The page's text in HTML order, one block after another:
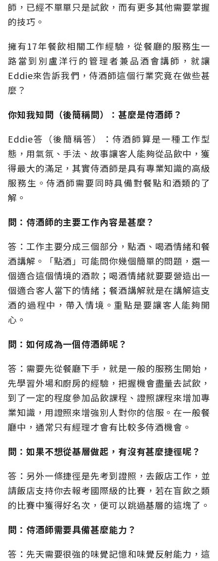
師，已經不單單只是試飲，而有更多其他需要掌握
的技巧。
擁有17年餐飲相關工作經驗，從餐廳的服務生一
路當到別盧洋行的管理者兼品酒會講師，就讓
Eddie來告訴我們，侍酒師這個行業究竟在做些甚
麼？
你知我知問（後簡稱問）：甚麼是侍酒師？
Eddie答（後簡稱答）：侍酒師算是一種工作型
態，用氣氛、手法、故事讓客人能夠從品飲中，獲
得最大的滿足，其實侍酒師是具有專業知識的高級
服務生。侍酒師需要同時具備對餐點和酒類的了
解。
問：侍酒師的主要工作內容是甚麼？
答：工作主要分成三個部分，點酒、喝酒情緒和餐
酒講解。「點酒」可能問你幾個簡單的問題，選一
個適合這個情境的酒款；喝酒情緒就要要營造出一
個適合客人當下的情緒；餐酒講解就是在講解這支
酒的過程中，帶入情境。重點是要讓客人能夠開
心。
問：如何成為一個侍酒師呢？
答：需要先從餐廳下手，就是一般的服務生開始，
先學習外場和廚房的經驗，把握機會盡量去試飲，
到了一定的程度參加品飲課程、證照課程來增加專
業知識，用證照來增強別人對你的信服。在一般餐
廳中，通常只有經理才會有比較多侍酒機會。
問：如果不想從基層做起，有沒有甚麼捷徑呢？
答：另外一條捷徑是先考到證照，去飯店工作，並
請飯店支持你去報考國際級的比賽，若在盲飲之類
的比賽中獲得好名次，便可以跳過基層的這塊了。
問：侍酒師需要具備甚麼能力？
答：先天需要很強的味覺記憶和味覺反射能力，這